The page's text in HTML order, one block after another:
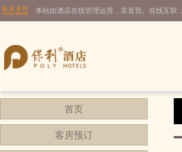
本站由酒店在线管理运营，非直营。在线互联
首页
客房预订